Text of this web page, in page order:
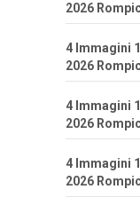
2026
4 Immagini
2026
4 Immagini
2026
4 Immagini
2026